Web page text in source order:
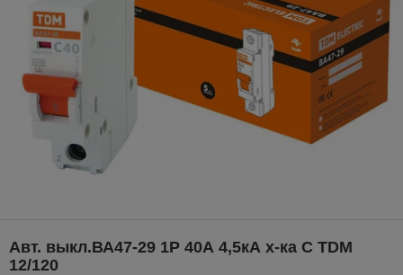
Авт. выкл.ВА47-29 1P 40А 4,5кА х-ка С TDM
12/120